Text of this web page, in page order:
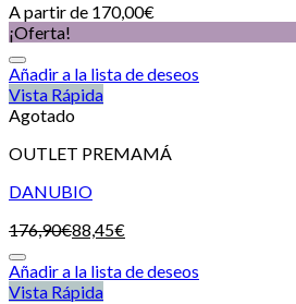
A partir de 170,00€
¡Oferta!
Añadir a la lista de deseos
Vista Rápida
Agotado
OUTLET PREMAMÁ
DANUBIO
176,90€88,45€
Añadir a la lista de deseos
Vista Rápida